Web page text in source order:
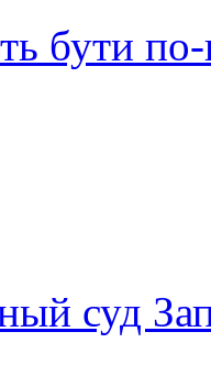
бути по-
суд